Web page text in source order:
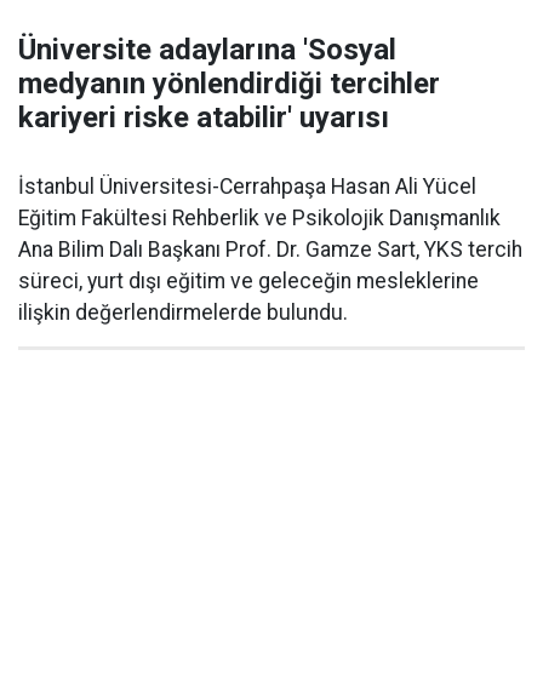
Üniversite adaylarına 'Sosyal
medyanın yönlendirdiği tercihler
kariyeri riske atabilir' uyarısı
İstanbul Üniversitesi-Cerrahpaşa Hasan Ali Yücel
Eğitim Fakültesi Rehberlik ve Psikolojik Danışmanlık
Ana Bilim Dalı Başkanı Prof. Dr. Gamze Sart, YKS tercih
süreci, yurt dışı eğitim ve geleceğin mesleklerine
ilişkin değerlendirmelerde bulundu.